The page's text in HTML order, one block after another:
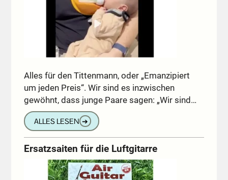
Alles für den Tittenmann, oder „Emanzipiert
um jeden Preis“. Wir sind es inzwischen
gewöhnt, dass junge Paare sagen: „Wir sind…
ALLES LESEN ➔
Ersatzsaiten für die Luftgitarre